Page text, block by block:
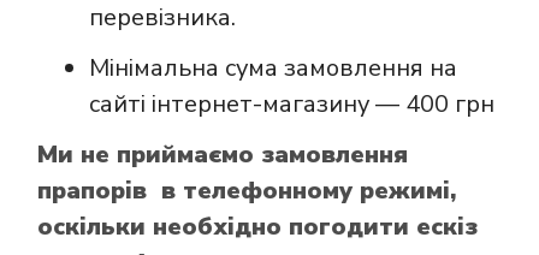
перевізника.
Мінімальна сума замовлення на
сайті інтернет-магазину — 400 грн
Ми не приймаємо замовлення
прапорів в телефонному режимі,
оскільки необхідно погодити ескіз